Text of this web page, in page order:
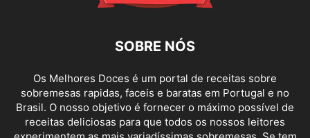
SOBRE NÓS
Os Melhores Doces é um portal de receitas sobre
sobremesas rapidas, faceis e baratas em Portugal e no
Brasil. O nosso objetivo é fornecer o máximo possível de
receitas deliciosas para que todos os nossos leitores